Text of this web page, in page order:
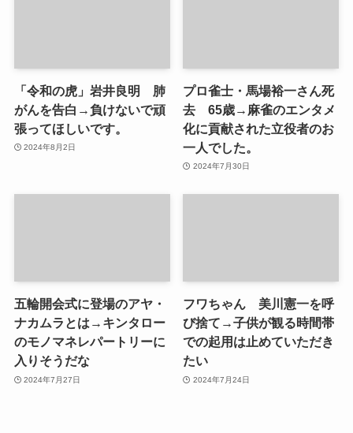
「令和の虎」岩井良明 肺
がんを告白→負けないで頑
張ってほしいです。
2024年8月2日
プロ雀士・馬場裕一さん死
去 65歳→麻雀のエンタメ
化に貢献された立役者のお
一人でした。
2024年7月30日
五輪開会式に登場のアヤ・
ナカムラとは→キンタロー
のモノマネレパートリーに
入りそうだな
2024年7月27日
フワちゃん 美川憲一を呼
び捨て→子供が観る時間帯
での起用は止めていただき
たい
2024年7月24日